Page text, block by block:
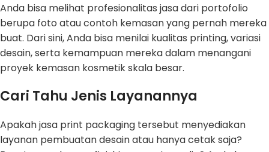
Anda bisa melihat profesionalitas jasa dari portofolio
berupa foto atau contoh kemasan yang pernah mereka
buat. Dari sini, Anda bisa menilai kualitas printing, variasi
desain, serta kemampuan mereka dalam menangani
proyek kemasan kosmetik skala besar.
Cari Tahu Jenis Layanannya
Apakah jasa print packaging tersebut menyediakan
layanan pembuatan desain atau hanya cetak saja?